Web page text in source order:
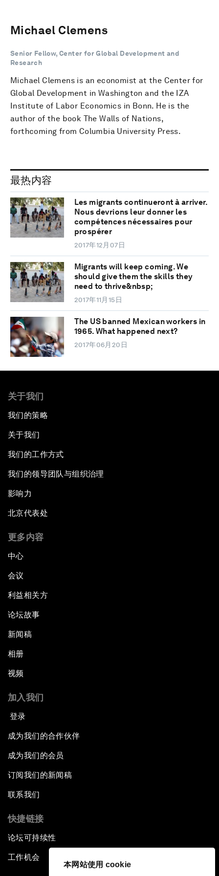
本网站使用 cookie
Michael Clemens
Senior Fellow, Center for Global Development and
Research
Michael Clemens is an economist at the Center for
Global Development in Washington and the IZA
Institute of Labor Economics in Bonn. He is the
author of the book The Walls of Nations,
forthcoming from Columbia University Press.
最热内容
Les migrants continueront à arriver.
Nous devrions leur donner les
compétences nécessaires pour
prospérer
2017年12月07日
Migrants will keep coming. We
should give them the skills they
need to thrive&nbsp;
2017年11月15日
The US banned Mexican workers in
1965. What happened next?
2017年06月20日
关于我们
我们的策略
关于我们
我们的工作方式
我们的领导团队与组织治理
影响力
北京代表处
更多内容
中心
会议
利益相关方
论坛故事
新闻稿
相册
视频
加入我们
登录
成为我们的合作伙伴
成为我们的会员
订阅我们的新闻稿
联系我们
快捷链接
论坛可持续性
工作机会